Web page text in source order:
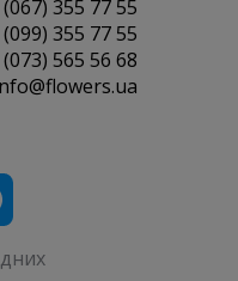
(067) 355 77 55
(099) 355 77 55
(073) 565 56 68